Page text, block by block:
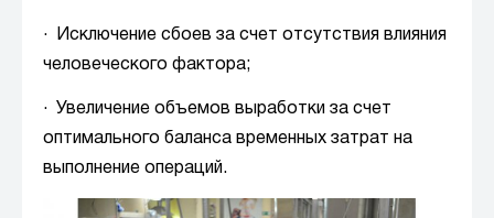
· Исключение сбоев за счет отсутствия влияния
человеческого фактора;
· Увеличение объемов выработки за счет
оптимального баланса временных затрат на
выполнение операций.